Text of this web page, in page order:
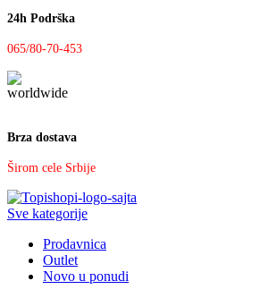
24h Podrška
065/80-70-453
Brza dostava
Širom cele Srbije
Sve kategorije
Prodavnica
Outlet
Novo u ponudi